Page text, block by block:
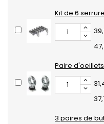
Kit de 6
Paire d'oeillets
3 paires de